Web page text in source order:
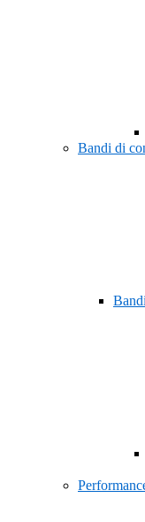
Bandi di